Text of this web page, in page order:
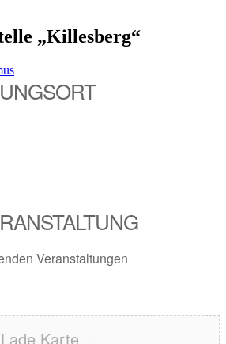
„Killesberg“
Veranstaltungen
Lade Karte ...